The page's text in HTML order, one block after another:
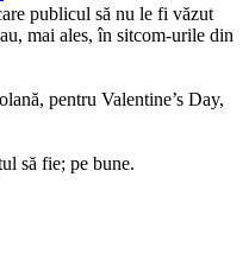
publicul să nu le fi văzut
mai ales, în sitcom-urile din
pentru Valentine’s Day,
să fie; pe bune.